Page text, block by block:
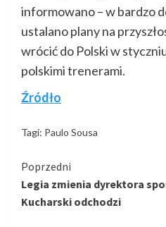
informowano – w bardzo
ustalano plany na
wrócić do Polski w
polskimi trenerami.
Źródło
Tagi: Paulo Sousa
Kontynuuj
czytanie
Poprzedni
Legia zmienia dyrektora
Kucharski odchodzi